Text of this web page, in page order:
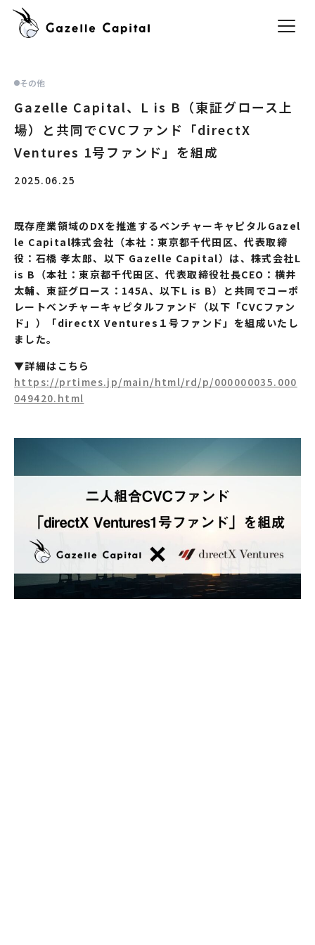
その他
Gazelle Capital、L is B（東証グロース上
場）と共同でCVCファンド「directX
Ventures 1号ファンド」を組成
2025.06.25
既存産業領域のDXを推進するベンチャーキャピタルGazel
le Capital株式会社（本社：東京都千代田区、代表取締
役：石橋 孝太郎、以下 Gazelle Capital）は、株式会社L
is B（本社：東京都千代田区、代表取締役社長CEO：横井
太輔、東証グロース：145A、以下L is B）と共同でコーポ
レートベンチャーキャピタルファンド（以下「CVCファン
ド」）「directX Ventures１号ファンド」を組成いたし
ました。
▼詳細はこちら
https://prtimes.jp/main/html/rd/p/000000035.000
049420.html